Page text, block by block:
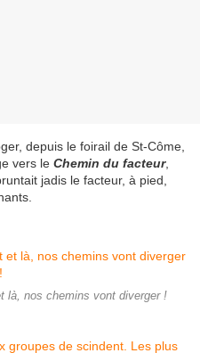
depuis le foirail de St-Côme,
vers le Chemin du facteur,
jadis le facteur, à pied,
là, nos chemins vont diverger !